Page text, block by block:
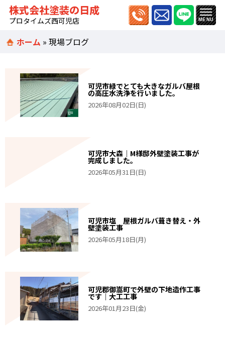
株式会社塗装の日成
プロタイムズ西可児店
ホーム »現場ブログ
可児市緑でとても大きなガルバ屋根
の高圧水洗浄を行いました。
2026年08月02日(日)
可児市大森｜M様邸外壁塗装工事が
完成しました。
2026年05月31日(日)
可児市塩 屋根ガルバ葺き替え・外
壁塗装工事
2026年05月18日(月)
可児郡御嵩町で外壁の下地造作工事
です｜大工工事
2026年01月23日(金)